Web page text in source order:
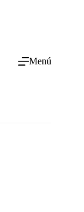
Menú